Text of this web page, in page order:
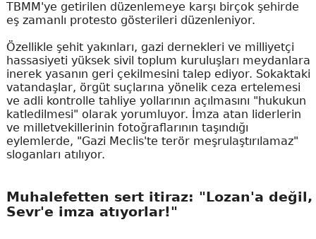
TBMM'ye getirilen düzenlemeye karşı birçok şehirde
eş zamanlı protesto gösterileri düzenleniyor.
Özellikle şehit yakınları, gazi dernekleri ve milliyetçi
hassasiyeti yüksek sivil toplum kuruluşları meydanlara
inerek yasanın geri çekilmesini talep ediyor. Sokaktaki
vatandaşlar, örgüt suçlarına yönelik ceza ertelemesi
ve adli kontrolle tahliye yollarının açılmasını "hukukun
katledilmesi" olarak yorumluyor. İmza atan liderlerin
ve milletvekillerinin fotoğraflarının taşındığı
eylemlerde, "Gazi Meclis'te terör meşrulaştırılamaz"
sloganları atılıyor.
Muhalefetten sert itiraz: "Lozan'a değil,
Sevr'e imza atıyorlar!"